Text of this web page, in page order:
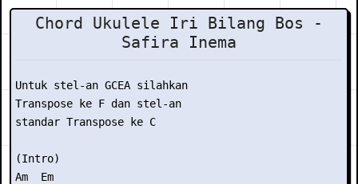
Chord Ukulele Iri Bilang Bos -
Safira Inema
Untuk stel-an GCEA silahkan
Transpose ke F dan stel-an
standar Transpose ke C
(Intro)
Am  Em